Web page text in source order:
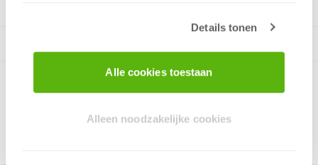
Details tonen
Alle cookies toestaan
Alleen noodzakelijke cookies